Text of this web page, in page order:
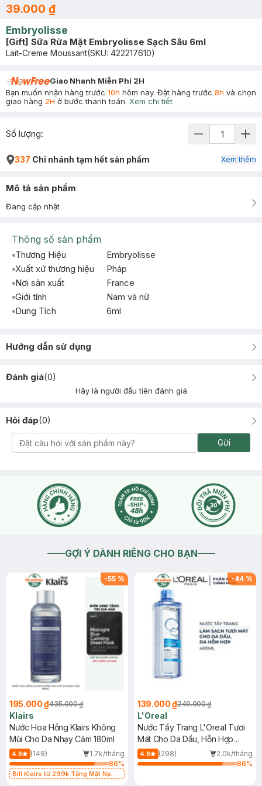
39.000 ₫
Embryolisse
[Gift] Sữa Rửa Mặt Embryolisse Sạch Sâu 6ml
Lait-Creme Moussant(SKU: 422217610)
Giao Nhanh Miễn Phí 2H
Bạn muốn nhận hàng trước 10h hôm nay. Đặt hàng trước 8h và chọn
giao hàng 2H ở bước thanh toán. Xem chi tiết
Số lượng:
337 Chi nhánh tạm hết sản phẩm Xem thêm
Mô tả sản phẩm
Đang cập nhật
Thông số sản phẩm
Thương Hiệu
Embryolisse
Xuất xứ thương hiệu
Pháp
Nơi sản xuất
France
Giới tính
Nam và nữ
Dung Tích
6ml
Hướng dẫn sử dụng
Đánh giá(0)
Hãy là người đầu tiên đánh giá
Hỏi đáp(0)
Gửi
GỢI Ý DÀNH RIÊNG CHO BẠN
-55 %
195.000 ₫435.000 ₫
Klairs
Nước Hoa Hồng Klairs Không
Mùi Cho Da Nhạy Cảm 180ml
4.8 (148)
1.7k/tháng
86%
Bill Klairs từ 299k Tặng Mặt Nạ
-44 %
139.000 ₫249.000 ₫
L'Oreal
Nước Tẩy Trang L'Oreal Tươi
Mát Cho Da Dầu, Hỗn Hợp
400ml
4.8 (298)
2.0k/tháng
86%